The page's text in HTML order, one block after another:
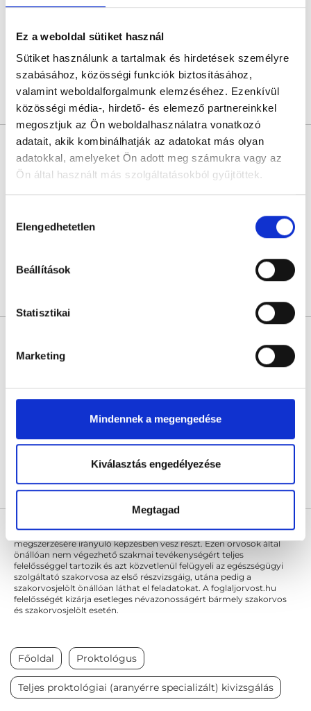
Ez a weboldal sütiket használ
Sütiket használunk a tartalmak és hirdetések személyre
szabásához, közösségi funkciók biztosításához,
valamint weboldalforgalmunk elemzéséhez. Ezenkívül
közösségi média-, hirdető- és elemező partnereinkkel
megosztjuk az Ön weboldalhasználatra vonatkozó
adatait, akik kombinálhatják az adatokat más olyan
adatokkal, amelyeket Ön adott meg számukra vagy az
Ön által használt más szolgáltatásokból gyűjtöttek.
szabályzat:https://foglaljorvost.hu/info/foglaljorvost-
kiválasztása
Elengedhetetlen
Beállítások
Statisztikai
Marketing
Mindennek a megengedése
Kiválasztás engedélyezése
Megtagad
Királyerdei Klinika
Következő időpont: augusztus 26.
Árlista Összes időpont Profil
Dr. Semjéni - Tornyi Fanni
Sebész
5.0
2 értékelés
Benyovszky Orvosi Központ
Budapest, VIII. kerület, Benyovszky Móric utca 10.
Árlista Összes időpont Profil
orvos, aki jogszabályok szerinti szakorvosi szakképesítés
megszerzésére irányuló képzésben vesz részt. Ezen orvosok által
önállóan nem végezhető szakmai tevékenységért teljes
felelősséggel tartozik és azt közvetlenül felügyeli az egészségügyi
szolgáltató szakorvosa az első részvizsgáig, utána pedig a
szakorvosjelölt önállóan láthat el feladatokat. A foglaljorvost.hu
felelősségét kizárja esetleges névazonosságért bármely szakorvos
és szakorvosjelölt esetén.
Főoldal Proktológus
Teljes proktológiai (aranyérre specializált) kivizsgálás